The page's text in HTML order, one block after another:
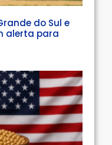
do Sul e
alerta para